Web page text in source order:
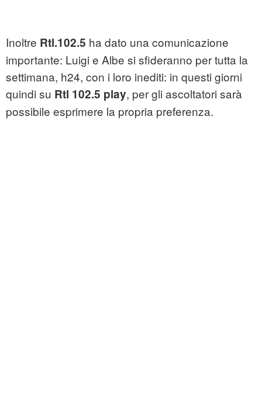
Inoltre Rtl.102.5 ha dato una comunicazione
importante: Luigi e Albe si sfideranno per tutta la
settimana, h24, con i loro inediti: in questi giorni
quindi su Rtl 102.5 play, per gli ascoltatori sarà
possibile esprimere la propria preferenza.